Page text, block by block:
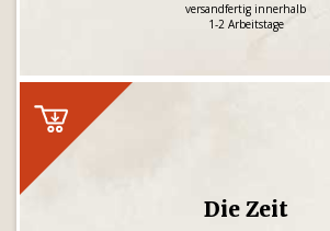
versandfertig innerhalb
1-2 Arbeitstage
Die Zeit